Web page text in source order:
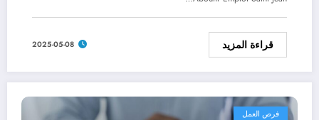
قراءة المزيد 2025-05-08
فرص العمل